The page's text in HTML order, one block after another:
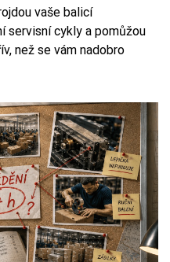
vaše balicí
servisní cykly a pomůžou
než se vám nadobro